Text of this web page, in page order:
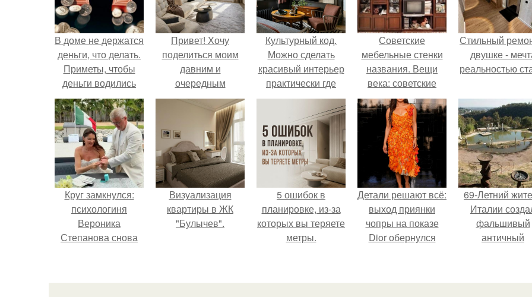
В доме не держатся
деньги, что делать.
Приметы, чтобы
деньги водились
Привет! Хочу
поделиться моим
давним и
очередным
неопубликованным
проектом.
Культурный код.
Можно сделать
красивый интерьер
практически где
угодно.
Советские
мебельные стенки
названия. Вещи
века: советские
стенки 80-х.
Стильный
двушке -
реальностью
Круг замкнулся:
психологиня
Вероника
Степанова снова
бывшего мужа.
Визуализация
квартиры в ЖК
"Булычев".
5 ошибок в
планировке, из-за
которых вы теряете
метры.
Детали решают всё:
выход приянки
чопры на показе
Dior обернулся
пошива.
69-Летний
Италии
фальшивый
античный
успешно